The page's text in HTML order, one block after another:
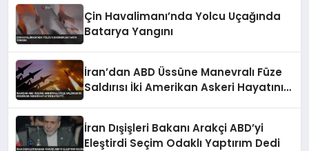
Çin Havalimanı’nda Yolcu Uçağında
Batarya Yangını
İran’dan ABD Üssüne Manevralı Füze
Saldırısı İki Amerikan Askeri Hayatını
İran Dışişleri Bakanı Arakçi ABD’yi
Eleştirdi Seçim Odaklı Yaptırım Dedi